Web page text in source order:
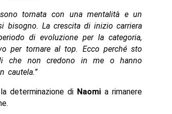
tornata con una mentalità e un
bisogno. La crescita di inizio carriera
di evoluzione per la categoria,
per tornare al top. Ecco perché sto
che non credono in me o hanno
cautela.”
determinazione di Naomi a rimanere